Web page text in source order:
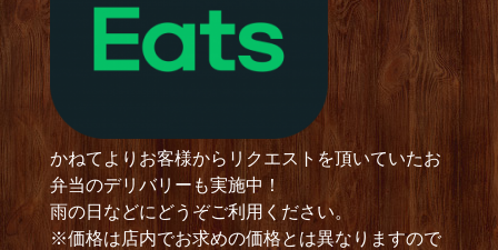
かねてよりお客様からリクエストを頂いていたお
弁当のデリバリーも実施中！
雨の日などにどうぞご利用ください。
※価格は店内でお求めの価格とは異なりますので